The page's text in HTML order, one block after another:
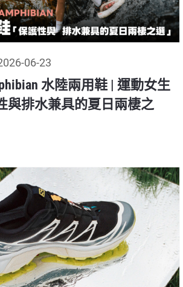
06-23
水陸兩用鞋 | 運動女生
與排水兼具的夏日兩棲之